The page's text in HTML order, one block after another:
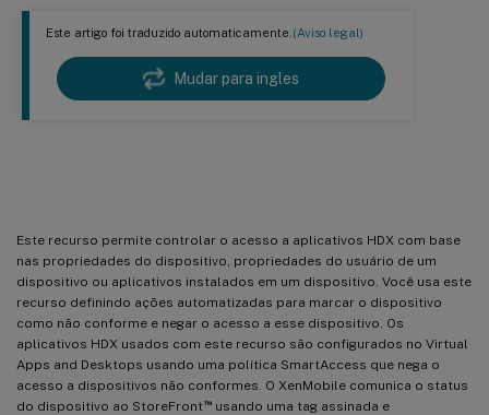
Este artigo foi traduzido automaticamente.(Aviso legal)
Mudar para ingles
Este recurso permite controlar o acesso a aplicativos HDX com base
nas propriedades do dispositivo, propriedades do usuário de um
dispositivo ou aplicativos instalados em um dispositivo. Você usa este
recurso definindo ações automatizadas para marcar o dispositivo
como não conforme e negar o acesso a esse dispositivo. Os
aplicativos HDX usados com este recurso são configurados no Virtual
Apps and Desktops usando uma política SmartAccess que nega o
acesso a dispositivos não conformes. O XenMobile comunica o status
do dispositivo ao StoreFront™usando uma tag assinada e